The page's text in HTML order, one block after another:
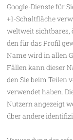
Google-Dienste für
+1-Schaltfläche
weltweit sichtbares,
den für das Profil
Name wird in allen
Fällen kann dieser
den Sie beim Teilen
verwendet haben.
Nutzern angezeigt
über andere